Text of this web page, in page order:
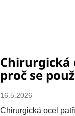
Chirurgická
proč se
16.5.2026
Chirurgická ocel